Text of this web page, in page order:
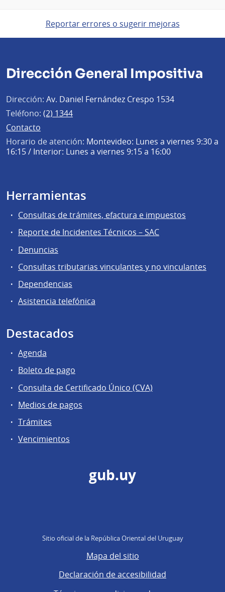
Reportar errores o sugerir mejoras
Dirección General Impositiva
Dirección: Av. Daniel Fernández Crespo 1534
Teléfono: (2) 1344
Contacto
Horario de atención: Montevideo: Lunes a viernes 9:30 a
16:15 / Interior: Lunes a viernes 9:15 a 16:00
Herramientas
Consultas de trámites, efactura e impuestos
Reporte de Incidentes Técnicos – SAC
Denuncias
Consultas tributarias vinculantes y no vinculantes
Dependencias
Asistencia telefónica
Destacados
Agenda
Boleto de pago
Consulta de Certificado Único (CVA)
Medios de pagos
Trámites
Vencimientos
gub.uy
Sitio oficial de la República Oriental del Uruguay
Mapa del sitio
Declaración de accesibilidad